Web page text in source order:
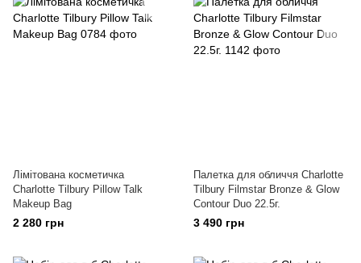
Лімітована косметичка
Charlotte Tilbury Pillow Talk
Makeup Bag
2 280 грн
Палетка для обличчя Charlotte
Tilbury Filmstar Bronze & Glow
Contour Duo 22.5г.
3 490 грн